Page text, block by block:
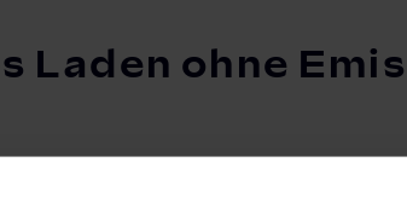
Laden ohne
Grid-Technologie bisher nur in